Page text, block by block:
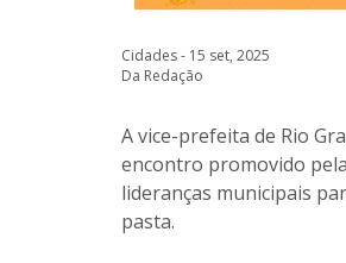
Cidades - 15 set, 2025
Da Redação
A vice-prefeita de Rio
encontro promovido
lideranças municipais
pasta.